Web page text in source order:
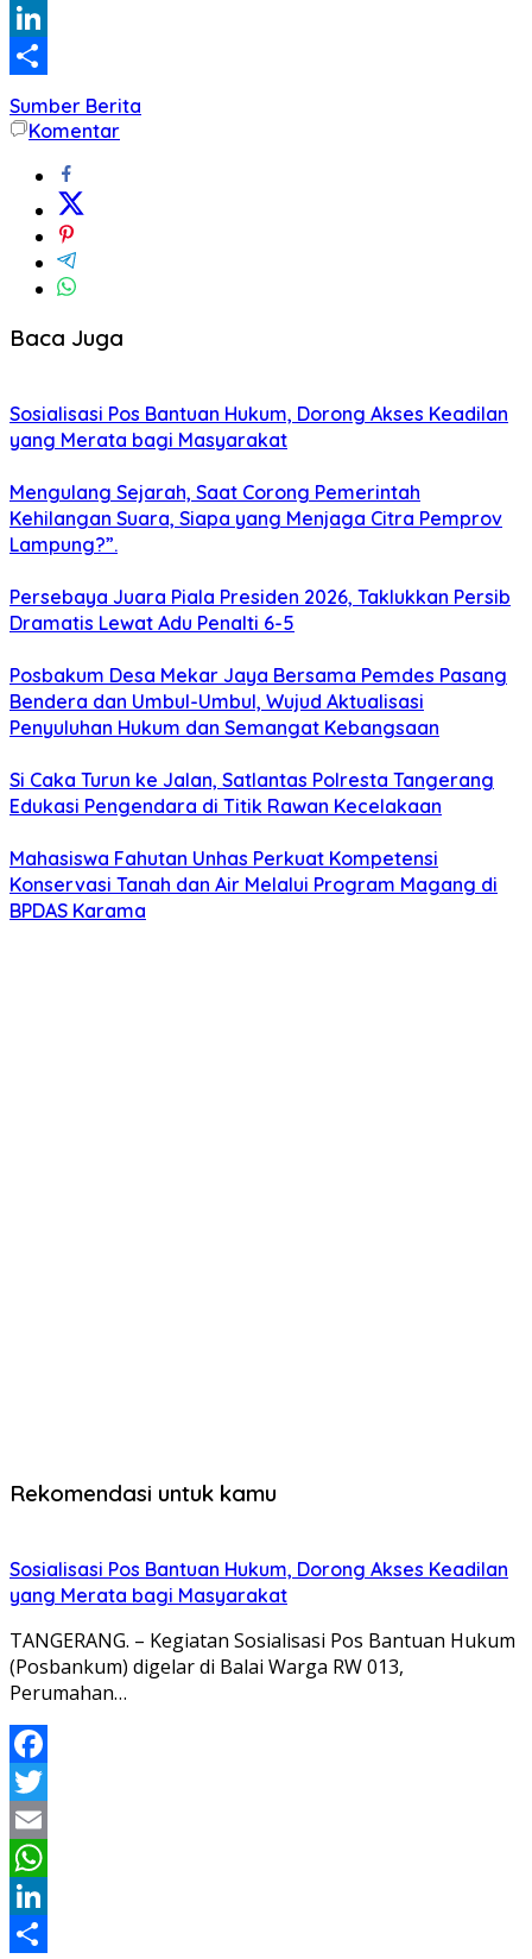
WhatsApp
LinkedIn
Share
Sumber Berita
Komentar
Baca Juga
Sosialisasi Pos Bantuan Hukum, Dorong Akses Keadilan
yang Merata bagi Masyarakat
Mengulang Sejarah, Saat Corong Pemerintah
Kehilangan Suara, Siapa yang Menjaga Citra Pemprov
Lampung?”.
Persebaya Juara Piala Presiden 2026, Taklukkan Persib
Dramatis Lewat Adu Penalti 6-5
Posbakum Desa Mekar Jaya Bersama Pemdes Pasang
Bendera dan Umbul-Umbul, Wujud Aktualisasi
Penyuluhan Hukum dan Semangat Kebangsaan
Si Caka Turun ke Jalan, Satlantas Polresta Tangerang
Edukasi Pengendara di Titik Rawan Kecelakaan
Mahasiswa Fahutan Unhas Perkuat Kompetensi
Konservasi Tanah dan Air Melalui Program Magang di
BPDAS Karama
Rekomendasi untuk kamu
Sosialisasi Pos Bantuan Hukum, Dorong Akses Keadilan
yang Merata bagi Masyarakat
TANGERANG. – Kegiatan Sosialisasi Pos Bantuan Hukum
(Posbankum) digelar di Balai Warga RW 013,
Perumahan…
Facebook
Twitter
Email
WhatsApp
LinkedIn